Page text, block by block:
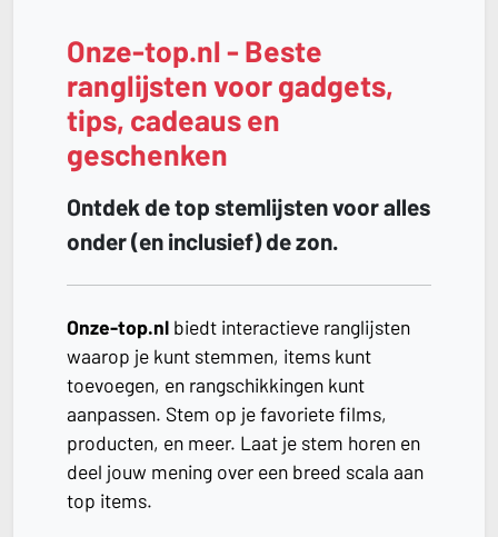
Onze-top.nl - Beste
ranglijsten voor gadgets,
tips, cadeaus en
geschenken
Ontdek de top stemlijsten voor alles
onder (en inclusief) de zon.
Onze-top.nl biedt interactieve ranglijsten
waarop je kunt stemmen, items kunt
toevoegen, en rangschikkingen kunt
aanpassen. Stem op je favoriete films,
producten, en meer. Laat je stem horen en
deel jouw mening over een breed scala aan
top items.